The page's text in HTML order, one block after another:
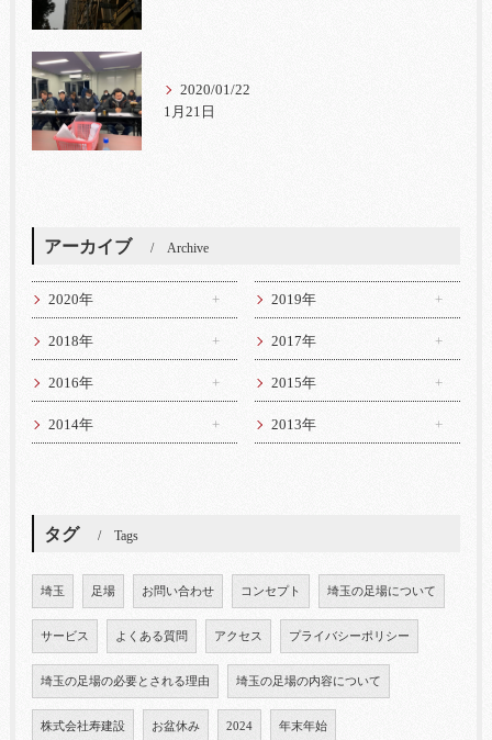
2020/01/22
1月21日
アーカイブ Archive
2020年 2019年
2018年 2017年
2016年 2015年
2014年 2013年
タグ Tags
埼玉 足場 お問い合わせ コンセプト 埼玉の足場について
サービス よくある質問 アクセス プライバシーポリシー
埼玉の足場の必要とされる理由 埼玉の足場の内容について
株式会社寿建設 お盆休み 2024 年末年始